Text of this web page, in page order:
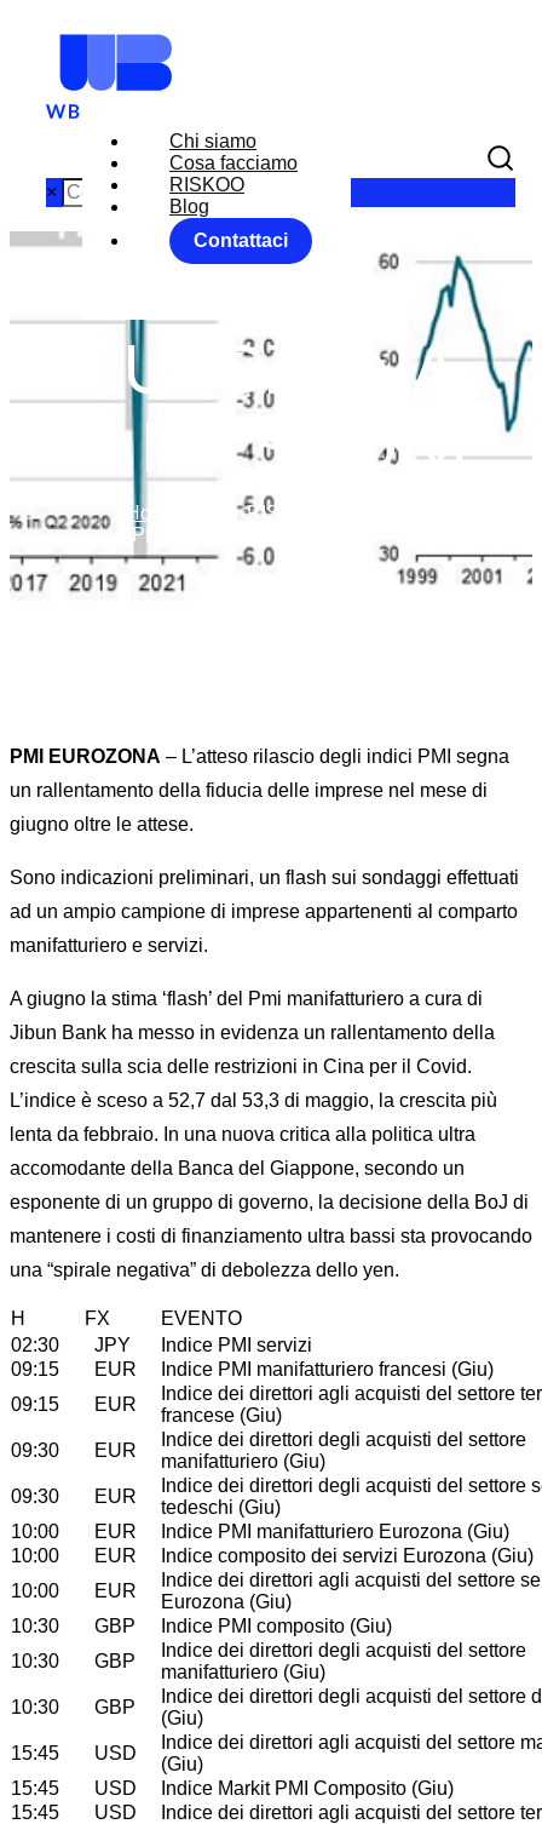
Chi siamo
Cosa facciamo
RISKOO
Blog
Contattaci
×
PMI
EUROZONA
IN FLESSIONE
Home News RISKOO MONITOR
PMI EUROZONA IN FLESSIONE
PMI EUROZONA – L’atteso rilascio degli indici PMI segna
un rallentamento della fiducia delle imprese nel mese di
giugno oltre le attese.
Sono indicazioni preliminari, un flash sui sondaggi effettuati
ad un ampio campione di imprese appartenenti al comparto
manifatturiero e servizi.
A giugno la stima ‘flash’ del Pmi manifatturiero a cura di
Jibun Bank ha messo in evidenza un rallentamento della
crescita sulla scia delle restrizioni in Cina per il Covid.
L’indice è sceso a 52,7 dal 53,3 di maggio, la crescita più
lenta da febbraio. In una nuova critica alla politica ultra
accomodante della Banca del Giappone, secondo un
esponente di un gruppo di governo, la decisione della BoJ di
mantenere i costi di finanziamento ultra bassi sta provocando
una “spirale negativa” di debolezza dello yen.
H FX
EVENTO
02:30
JPY
Indice PMI servizi
09:15
EUR
Indice PMI manifatturiero francesi (Giu)
09:15
EUR
Indice dei direttori agli acquisti del settore
francese (Giu)
09:30
EUR
Indice dei direttori degli acquisti del settore
manifatturiero (Giu)
09:30
EUR
Indice dei direttori degli acquisti del settore
tedeschi (Giu)
10:00
EUR
Indice PMI manifatturiero Eurozona (Giu)
10:00
EUR
Indice composito dei servizi Eurozona (Giu)
10:00
EUR
Indice dei direttori agli acquisti del settore
Eurozona (Giu)
10:30
GBP
Indice PMI composito (Giu)
10:30
GBP
Indice dei direttori degli acquisti del settore
manifatturiero (Giu)
10:30
GBP
Indice dei direttori degli acquisti del settore
(Giu)
15:45
USD
Indice dei direttori agli acquisti del settore
(Giu)
15:45
USD
Indice Markit PMI Composito (Giu)
15:45
USD
Indice dei direttori agli acquisti del settore